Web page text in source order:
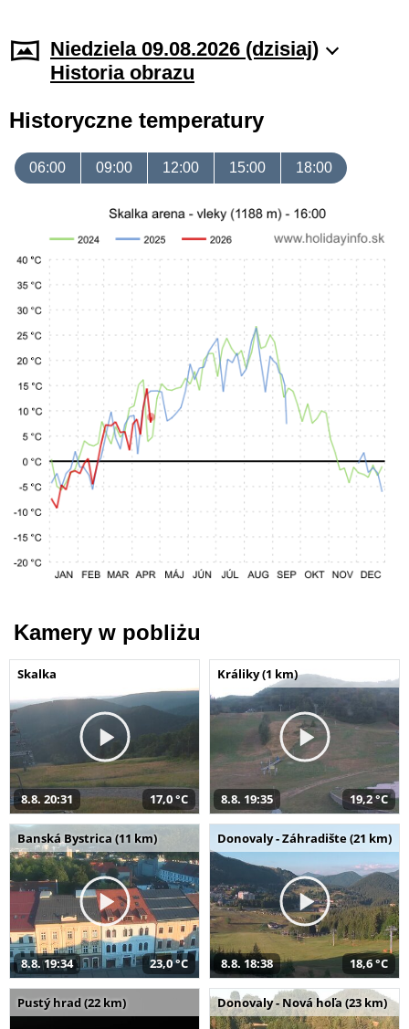
Niedziela 09.08.2026 (dzisiaj)
Historia obrazu
Historyczne temperatury
06:00 09:00 12:00 15:00 18:00
Kamery w pobliżu
Skalka
8.8. 20:31 17,0 °C
Králiky (1 km)
8.8. 19:35 19,2 °C
Banská Bystrica (11 km)
8.8. 19:34 23,0 °C
Donovaly - Záhradište (21 km)
8.8. 18:38 18,6 °C
Pustý hrad (22 km) Donovaly - Nová hoľa (23 km)